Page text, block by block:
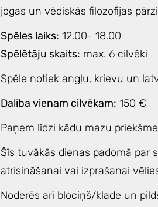
jogas un vēdiskās filozofijas
Spēles laiks: 12.00- 18.00
Spēlētāju skaits: max. 6 cilvēki
Spēle notiek angļu, krievu un
Dalība vienam cilvēkam: 150 €
Paņem līdzi kādu mazu
Šīs tuvākās dienas padomā par
atrisināšanai vai izprašanai
Noderēs arī blociņš/klade un